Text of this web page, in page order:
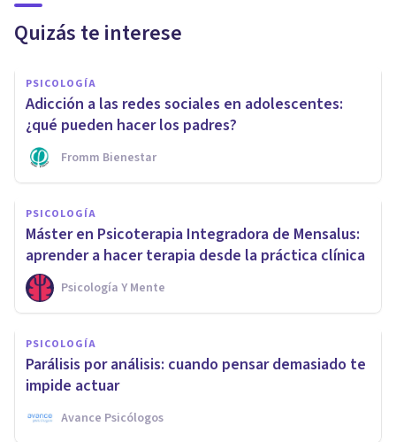
Quizás te interese
PSICOLOGÍA
Adicción a las redes sociales en adolescentes:
¿qué pueden hacer los padres?
Fromm Bienestar
PSICOLOGÍA
Máster en Psicoterapia Integradora de Mensalus:
aprender a hacer terapia desde la práctica clínica
Psicología Y Mente
PSICOLOGÍA
Parálisis por análisis: cuando pensar demasiado te
impide actuar
Avance Psicólogos